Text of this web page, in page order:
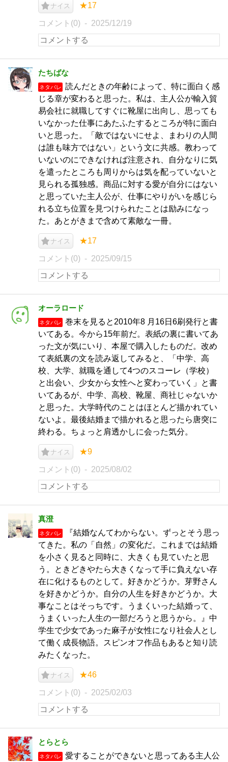
ナイス ★17
コメント(0) 2025/12/19
たちばな
ネタバレ
読んだときの年齢によって、特に面白く感
じる章が変わると思った。私は、主人公が輸入貿
易会社に就職してすぐに靴屋に出向し、思っても
いなかった仕事にあたふたするところが特に面白
いと思った。「敵ではないにせよ、まわりの人間
は誰も味方ではない」という文に共感。教わって
いないのにできなければ注意され、自分なりに気
を遣ったところも周りからは気を配っていないと
見られる孤独感。商品に対する愛が自分にはない
と思っていた主人公が、仕事にやりがいを感じら
れる立ち位置を見つけられたことは励みになっ
た。あとがきまで含めて素敵な一冊。
ナイス ★17
コメント(0) 2025/09/15
オーラロード
ネタバレ
巻末を見ると2010年8 月16日6刷発行と書
いてある。今から15年前だ。表紙の裏に書いてあ
った文が気にいり、本屋で購入したものだ。改め
て表紙裏の文を読み返してみると、「中学、高
校、大学、就職を通して4つのスコーレ（学校）
と出会い、少女から女性へと変わっていく」と書
いてあるが、中学、高校、靴屋、商社じゃないか
と思った。大学時代のことはほとんど描かれてい
ないよ。最後結婚まで描かれると思ったら唐突に
終わる。ちょっと肩透かしに会った気分。
ナイス ★9
コメント(0) 2025/08/02
真澄
ネタバレ
『結婚なんてわからない。ずっとそう思っ
てきた。私の「自然」の変化だ。これまでは結婚
を小さく見ると同時に、大きくも見ていたと思
う。ときどきやたら大きくなって手に負えない存
在に化けるものとして。好きかどうか。芽野さん
を好きかどうか。自分の人生を好きかどうか。大
事なことはそっちです。うまくいった結婚って、
うまくいった人生の一部だろうと思うから。』中
学生で少女であった麻子が女性になり社会人とし
て働く成長物語。スピンオフ作品もあると知り読
みたくなった。
ナイス ★46
コメント(0) 2025/02/03
とらとら
ネタバレ
愛することができないと思ってある主人公